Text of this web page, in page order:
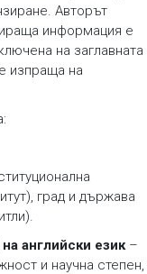
Авторът
информация е
на заглавната
изпраща на
град и държава
английски език –
и научна степен,